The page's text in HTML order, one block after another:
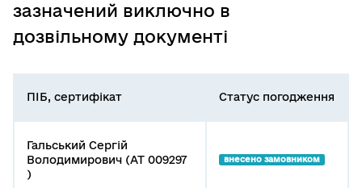
зазначений виключно в
дозвільному документі
ПІБ, сертифікат Статус погодження
Гальський Сергій
Володимирович (АТ 009297
)
внесено замовником